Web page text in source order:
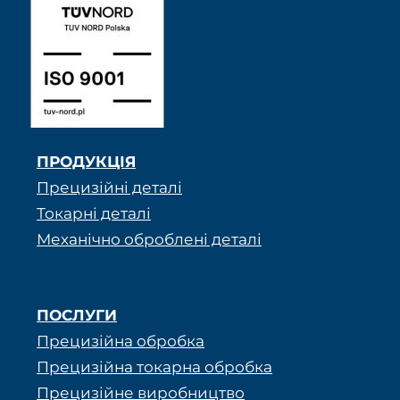
ПРОДУКЦІЯ
Прецизійні деталі
Токарні деталі
Механічно оброблені деталі
ПОСЛУГИ
Прецизійна обробка
Прецизійна токарна обробка
Прецизійне виробництво